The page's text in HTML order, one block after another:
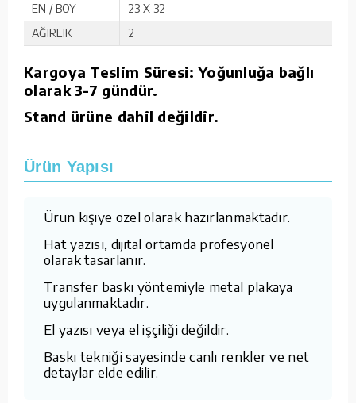
EN / BOY
23 X 32
AĞIRLIK
2
Kargoya Teslim Süresi: Yoğunluğa bağlı
olarak 3-7 gündür.
Stand ürüne dahil değildir.
Ürün Yapısı
Ürün kişiye özel olarak hazırlanmaktadır.
Hat yazısı, dijital ortamda profesyonel
olarak tasarlanır.
Transfer baskı yöntemiyle metal plakaya
uygulanmaktadır.
El yazısı veya el işçiliği değildir.
Baskı tekniği sayesinde canlı renkler ve net
detaylar elde edilir.